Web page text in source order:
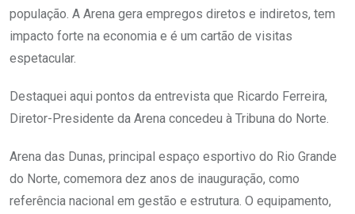
população. A Arena gera empregos diretos e indiretos, tem
impacto forte na economia e é um cartão de visitas
espetacular.
Destaquei aqui pontos da entrevista que Ricardo Ferreira,
Diretor-Presidente da Arena concedeu à Tribuna do Norte.
Arena das Dunas, principal espaço esportivo do Rio Grande
do Norte, comemora dez anos de inauguração, como
referência nacional em gestão e estrutura. O equipamento,